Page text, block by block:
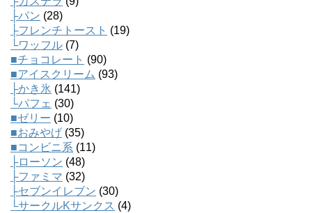
├パン (28)
├フレンチトースト (19)
└ワッフル (7)
■チョコレート (90)
■アイスクリーム (93)
├かき氷 (141)
└パフェ (30)
■ゼリー (10)
■おみやげ (35)
■コンビニ系 (11)
├ローソン (48)
├ファミマ (32)
├セブンイレブン (30)
└サークルKサンクス (4)